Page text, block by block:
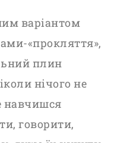
варіантом
«прокляття»,
плин
нічого не
навчишся
говорити,